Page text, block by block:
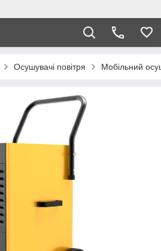
Осушувачі повітря Мобільний